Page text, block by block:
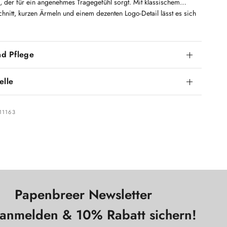
der für ein angenehmes Tragegefühl sorgt. Mit klassischem
kurzen Ärmeln und einem dezenten Logo-Detail lässt es sich
in jeden Look integrieren – ein lässiges Basic für jeden Tag.
Pflege
Papenbreer Newsletter
& 10% Rabatt sichern!